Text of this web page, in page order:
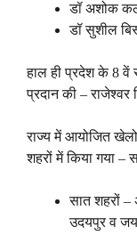
डॉ अशोक
डॉ सुशील
हाल ही प्रदेश के 8 वें
प्रदान की – राजेश्वर
राज्य में आयोजित
शहरों में किया गया –
सात शहरों –
उदयपुर व